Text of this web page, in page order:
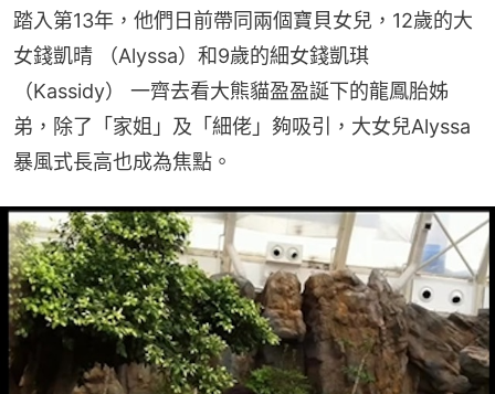
踏入第13年，他們日前帶同兩個寶貝女兒，12歲的大
女錢凱晴 （Alyssa）和9歲的細女錢凱琪
（Kassidy） 一齊去看大熊貓盈盈誕下的龍鳳胎姊
弟，除了「家姐」及「細佬」夠吸引，大女兒Alyssa
暴風式長高也成為焦點。